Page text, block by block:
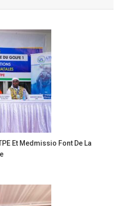
Et Medmissio Font De La